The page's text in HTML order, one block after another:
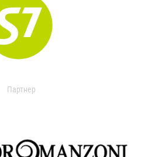
Партнер